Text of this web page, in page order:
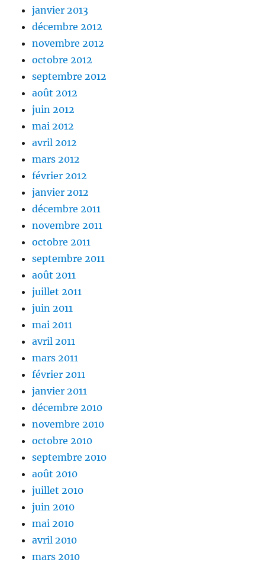
janvier 2013
décembre 2012
novembre 2012
octobre 2012
septembre 2012
août 2012
juin 2012
mai 2012
avril 2012
mars 2012
février 2012
janvier 2012
décembre 2011
novembre 2011
octobre 2011
septembre 2011
août 2011
juillet 2011
juin 2011
mai 2011
avril 2011
mars 2011
février 2011
janvier 2011
décembre 2010
novembre 2010
octobre 2010
septembre 2010
août 2010
juillet 2010
juin 2010
mai 2010
avril 2010
mars 2010